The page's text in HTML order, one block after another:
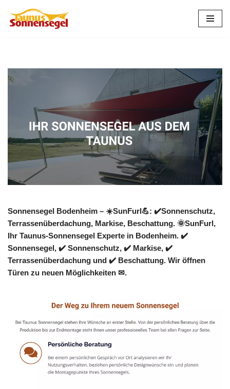
Zum
Sonnensegel Bodenheim – ☀️SunFurl💪: ✔️Sonnenschutz,
Terrassenüberdachung, Markise, Beschattung. 🌞SunFurl,
Ihr Taunus-Sonnensegel Experte in Bodenheim. ✔️
Sonnensegel, ✔️ Sonnenschutz, ✔️ Markise, ✔️
Terrassenüberdachung und ✔️ Beschattung. Wir öffnen
Türen zu neuen Möglichkeiten ✉.